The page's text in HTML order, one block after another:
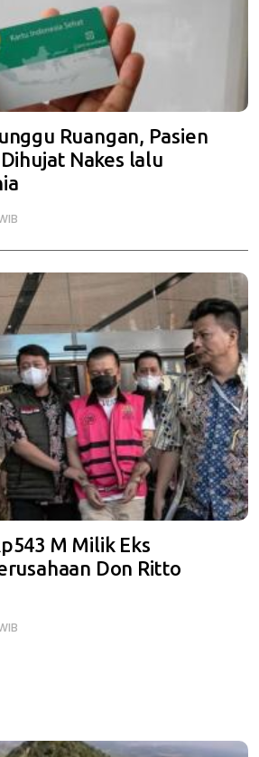
Ruangan, Pasien
Nakes lalu
M Milik Eks
Don Ritto